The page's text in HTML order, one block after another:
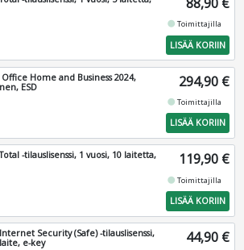
fiber_manual_recordToimittajilla
LISÄÄ KORIIN
Office Home and Business 2024,
ESD
294,90 €
fiber_manual_recordToimittajilla
LISÄÄ KORIIN
-tilauslisenssi, 1 vuosi, 10 laitetta,
119,90 €
fiber_manual_recordToimittajilla
LISÄÄ KORIIN
Internet Security (Safe) -tilauslisenssi,
e-key
44,90 €